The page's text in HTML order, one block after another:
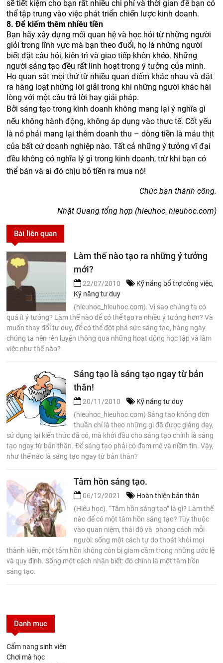
sẽ tiết kiệm cho bạn rất nhiều chi phí và thời gian để bạn có
thể tập trung vào việc phát triển chiến lược kinh doanh.
8. Để kiếm thêm nhiều tiền
Bạn hãy xây dựng mối quan hệ và học hỏi từ những người
giỏi trong lĩnh vực mà bạn theo đuổi, họ là những người
biết đặt câu hỏi, kiên trì và giao tiếp khôn khéo. Những
người sáng tạo đều rất linh hoạt trong ý tưởng của mình.
Họ quan sát mọi thứ từ nhiều quan điểm khác nhau và đặt
ra hàng loạt những lời giải trong khi những người khác hài
lòng với một câu trả lời hay giải pháp.
Bởi sáng tạo trong kinh doanh không mang lại ý nghĩa gì
nếu không hành động, không áp dụng vào thực tế. Cốt yếu
là nó phải mang lại thêm doanh thu – dòng tiền là máu thịt
của bất cứ doanh nghiệp nào. Tất cả những ý tưởng vĩ đại
đều không có nghĩa lý gì trong kinh doanh, trừ khi bạn có
thể bán và ai đó chịu bỏ tiền ra mua nó!
Chúc bạn thành công.
Nhật Quang tổng hợp (hieuhoc_hieuhoc.com)
Bài liên quan
Làm thế nào tạo ra những ý tưởng
mới?
22/07/2010 Kỹ năng bổ trợ công việc,
Kỹ năng tư duy
(hieuhoc_hieuhoc.com). Vì sao chúng ta có
quá ít ý tưởng? Làm thế nào để có thể tạo ra nhiều ý tưởng hơn? Và
muốn thay đổi tư duy, để có thể đột phá sức sáng tạo, hàng ngày
chúng ta nên rèn luyện thông qua những hoạt động học tập và làm
việc như thế nào?
Sáng tạo là sáng tạo ngay từ bản
thân!
20/11/2010
Kỹ năng tư duy
(hieuhoc_hieuhoc.com) Sáng tạo không đơn
thuần chỉ là theo những gì đã được giảng dạy,
sử dụng lại kiến thức đã có, mà khởi đầu cho sáng tạo chính là sáng
tạo ngay từ bản thân. Để sáng tạo phải có đam mê và niềm tin. Vậy,
như thế nào là sáng tạo ngay từ bản thân?
Tâm hồn sáng tạo.
06/12/2021
Hoàn thiện bản thân
(Hiêu học). “Tâm hồn sáng tạo” là gì? Làm thế
nào để có một tâm hồn sáng tạo? Tùy thuộc
vào quan niệm, thái độ và phong cách mỗi
người: sống một cách tự do thoát khỏi mọi
thành kiến, một tâm hồn không còn bị giam cầm trong những ước lệ
và quy định. Sống một cách nhận biết: đó chính là một tâm hồn
sáng tạo.
Danh mục
Cẩm nang sinh viên
Chơi mà học